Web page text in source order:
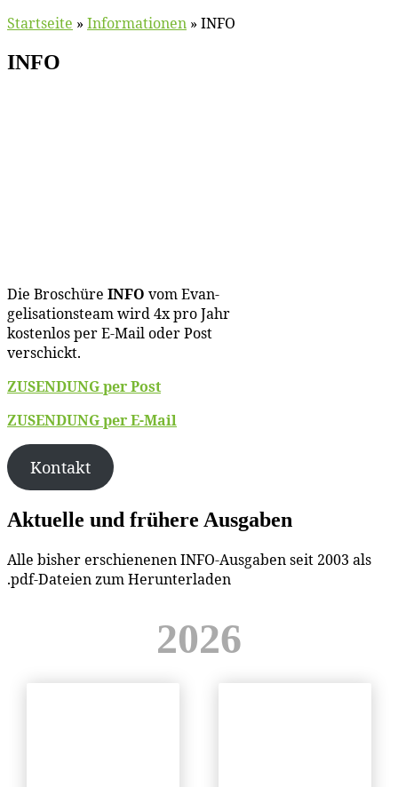
Startseite » In­for­ma­tio­nen » INFO
INFO
Die Bro­schü­re INFO vom Evan­
ge­li­sa­ti­ons­team wird 4x pro Jahr
kos­ten­los per E‑Mail oder Post
verschickt.
ZUSENDUNG per Post
ZUSENDUNG per E‑Mail
Kon­takt
Ak­tu­el­le und frü­he­re Ausgaben
Al­le bis­her er­schie­ne­nen IN­FO-Aus­ga­ben seit 2003 als
.pdf-Da­tei­en zum Herunterladen
2026